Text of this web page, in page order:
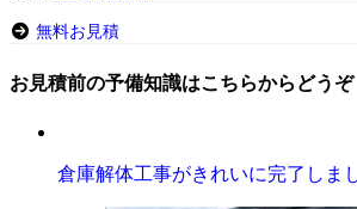
無料お見積
お見積前の予備知識はこちらからどうぞ
倉庫解体工事がきれいに完了しま